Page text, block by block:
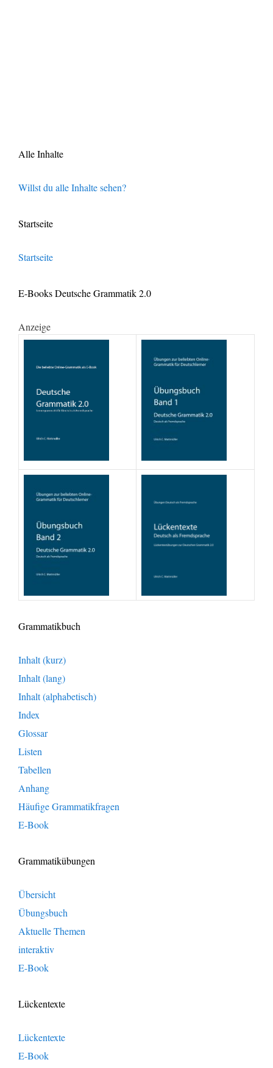
Alle Inhalte
Willst du alle Inhalte sehen?
Startseite
Startseite
E-Books Deutsche Grammatik 2.0
Anzeige
Grammatikbuch
Inhalt (kurz)
Inhalt (lang)
Inhalt (alphabetisch)
Index
Glossar
Listen
Tabellen
Anhang
Häufige Grammatikfragen
E-Book
Grammatikübungen
Übersicht
Übungsbuch
Aktuelle Themen
interaktiv
E-Book
Lückentexte
Lückentexte
E-Book